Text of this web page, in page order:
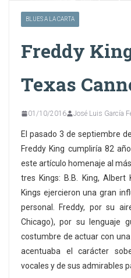
BLUES A LA CARTA
Freddy
Texas
01/10/2016 José Luis García
El pasado 3 de septiembre
Freddy King cumpliría 82
este artículo homenaje al
tres Kings: B.B. King, Albert
Kings ejercieron una gran
personal. Freddy, por su
Chicago), por su lenguaje
costumbre de actuar con
acentuaba el carácter
vocales y de sus admirables